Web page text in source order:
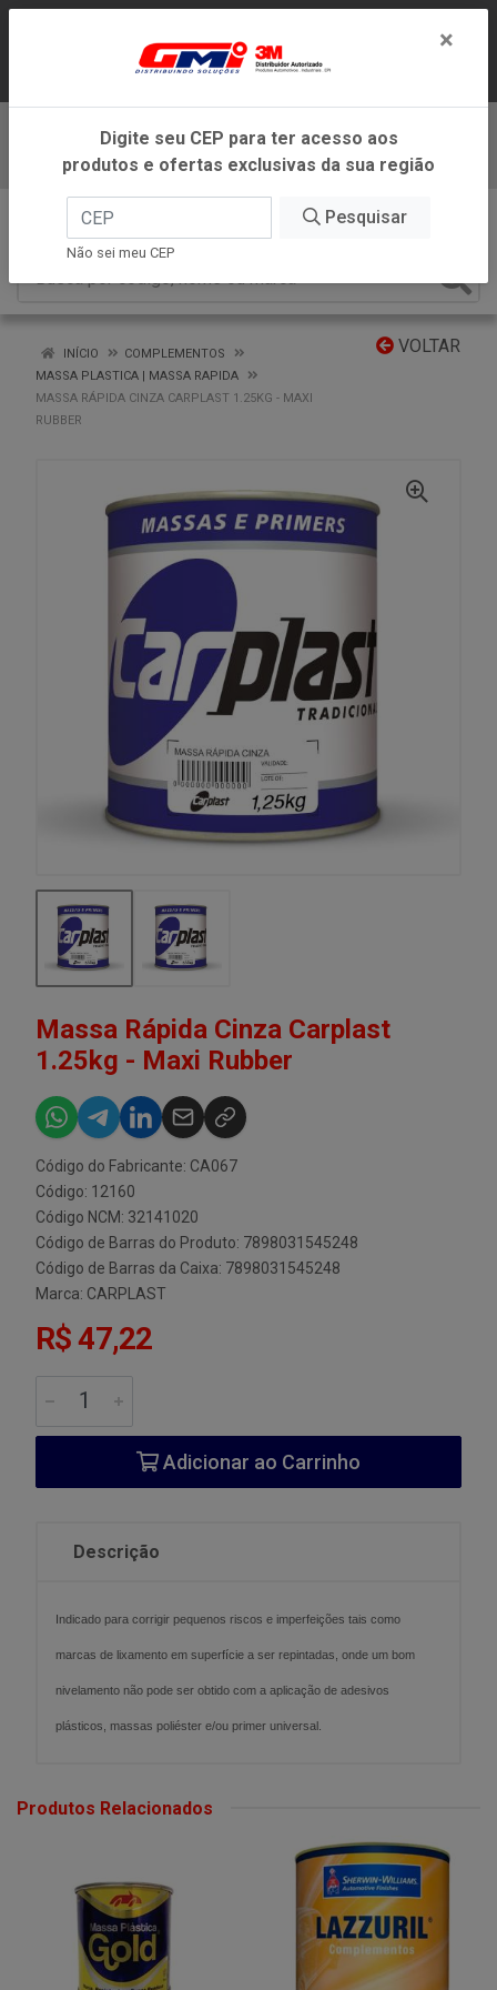
ATENDIMENTO DENTRO DO ESTADO DE
MINAS GERAIS.
Baixe já nosso APP
VOLTAR
INÍCIO
COMPLEMENTOS
MASSA PLASTICA | MASSA RAPIDA
MASSA RÁPIDA CINZA CARPLAST 1.25KG - MAXI
RUBBER
Massa Rápida Cinza Carplast
1.25kg - Maxi Rubber
Código do Fabricante: CA067
Código: 12160
Código NCM: 32141020
Código de Barras do Produto: 7898031545248
Código de Barras da Caixa: 7898031545248
Marca: CARPLAST
R$ 47,22
Adicionar ao Carrinho
Descrição
Indicado para corrigir pequenos riscos e imperfeições tais como
marcas de lixamento em superfície a ser repintadas, onde um bom
nivelamento não pode ser obtido com a aplicação de adesivos
plásticos, massas poliéster e/ou primer universal.
Produtos Relacionados
×
Digite seu CEP para ter acesso aos
produtos e ofertas exclusivas da sua região
Pesquisar
Não sei meu CEP